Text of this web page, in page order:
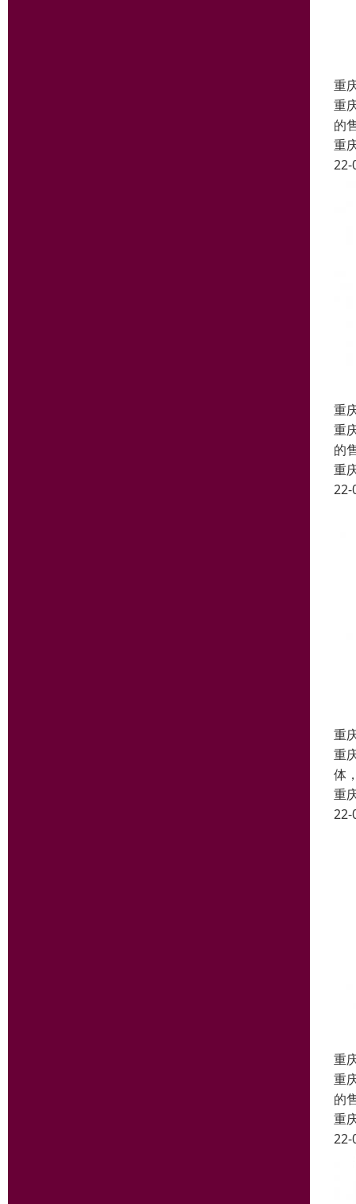
重
重
的
重
22-
重
重
的
重
22-
重
重
体
重
22-
重
重
的
重
22-